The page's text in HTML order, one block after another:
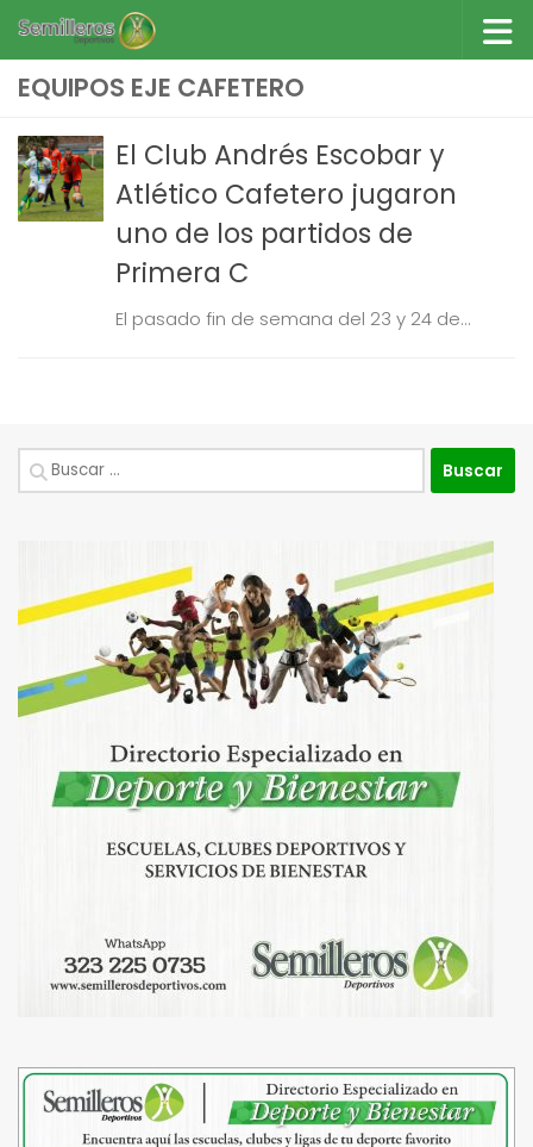
Saltar al contenido
EQUIPOS EJE CAFETERO
El Club Andrés Escobar y
Atlético Cafetero jugaron
uno de los partidos de
Primera C
El pasado fin de semana del 23 y 24 de...
Buscar: